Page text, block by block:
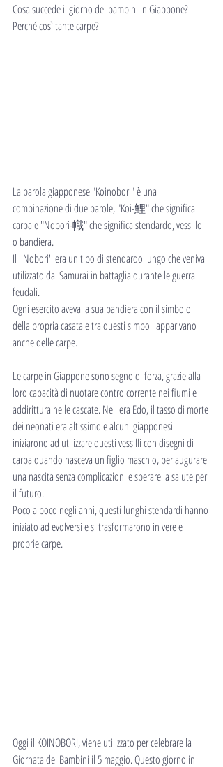
Cosa succede il giorno dei bambini in Giappone?
Perché così tante carpe?
La parola giapponese "Koinobori" è una
combinazione di due parole, "Koi-鯉" che significa
carpa e "Nobori-幟" che significa stendardo, vessillo
o bandiera.
Il ''Nobori'' era un tipo di stendardo lungo che veniva
utilizzato dai Samurai in battaglia durante le guerra
feudali.
Ogni esercito aveva la sua bandiera con il simbolo
della propria casata e tra questi simboli apparivano
anche delle carpe.
Le carpe in Giappone sono segno di forza, grazie alla
loro capacità di nuotarecontro corrente nei fiumi e
addirittura nelle cascate. Nell'era Edo, il tasso di morte
dei neonati era altissimo e alcuni giapponesi
iniziarono ad utilizzare questi vessilli con disegni di
carpa quando nasceva un figlio maschio, per augurare
una nascita senza complicazioni e sperare la salute per
il futuro.
Poco a poco negli anni, questi lunghi stendardi hanno
iniziato ad evolversi e si trasformarono in vere e
proprie carpe.
Oggi il KOINOBORI, viene utilizzato per celebrare la
Giornata dei Bambini il 5 maggio. Questo giorno in